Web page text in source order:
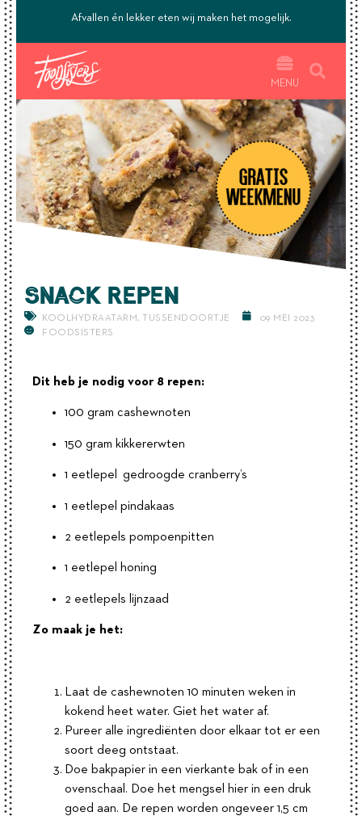
Afvallen én lekker eten wij maken het mogelijk.
MENU
Snack repen
KOOLHYDRAATARM, TUSSENDOORTJE
09 MEI 2023
FOODSISTERS
Dit heb je nodig voor 8 repen:
100 gram cashewnoten
150 gram kikkererwten
1 eetlepel gedroogde cranberry’s
1 eetlepel pindakaas
2 eetlepels pompoenpitten
1 eetlepel honing
2 eetlepels lijnzaad
Zo maak je het:
Laat de cashewnoten 10 minuten weken in
kokend heet water. Giet het water af.
Pureer alle ingrediënten door elkaar tot er een
soort deeg ontstaat.
Doe bakpapier in een vierkante bak of in een
ovenschaal. Doe het mengsel hier in een druk
goed aan. De repen worden ongeveer 1,5 cm